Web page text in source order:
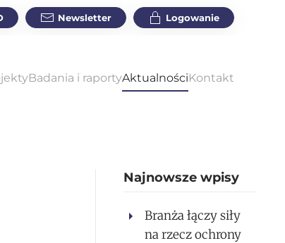
Newsletter Logowanie
Badania i raportyAktualnościKontakt
Najnowsze wpisy
Branża łączy siły
na rzecz ochrony